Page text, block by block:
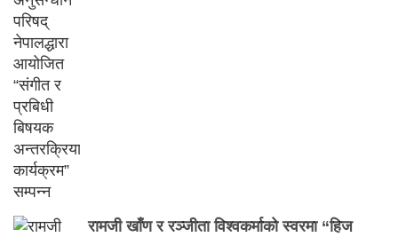
रामजी खाँण र रञ्जीता विश्वकर्माको स्वरमा “हिज